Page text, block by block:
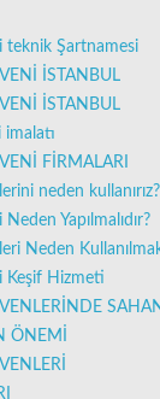
teknik Şartnamesi
İSTANBUL
İSTANBUL
imalatı
FİRMALARI
neden kullanırız?
Yapılmalıdır?
Neden
Keşif Hizmeti
ÖNEMİ